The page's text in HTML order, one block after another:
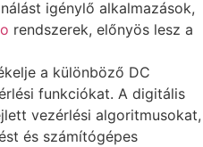
igénylő alkalmazások,
rendszerek, előnyös lesz a
a különböző DC
funkciókat. A digitális
vezérlési algoritmusokat,
és számítógépes